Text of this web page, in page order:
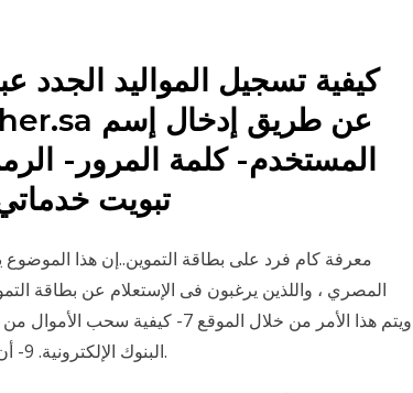
المستخدم- كلمة المرور-
تبويت
معرفة كام فرد على بطاقة التموين..إن هذا
المصري ، واللذين يرغبون فى الإستعلام عن بطاقة
البنوك الإلكترونية. 9- أن يحصل الطالب على أول مشروع له خلال الدورة.